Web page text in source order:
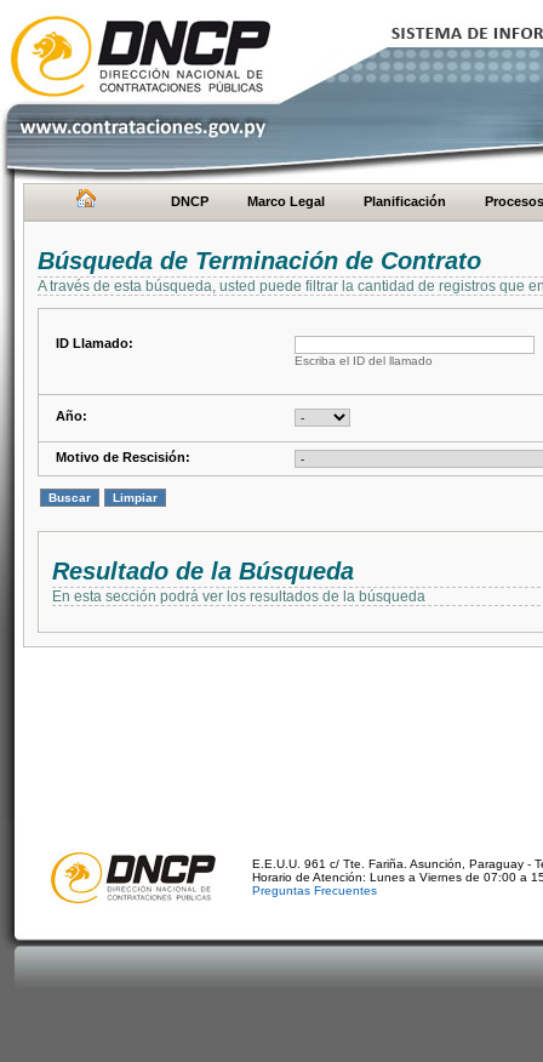
DNCP Marco Legal Planificación Procesos
Búsqueda de Terminación de Contrato
A través de esta búsqueda, usted puede filtrar la cantidad de registros que
ID Llamado:
Escriba el ID del llamado
Año:
Motivo de Rescisión:
Resultado de la Búsqueda
En esta sección podrá ver los resultados de la búsqueda
E.E.U.U. 961 c/ Tte. Fariña. Asunción, Paraguay -
Horario de Atención: Lunes a Viernes de 07:00 a
Preguntas Frecuentes